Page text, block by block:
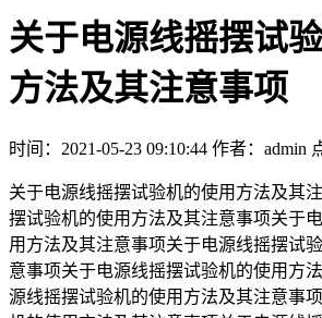
关于电源线摇摆试
方法及其注意事项
时间：2021-05-23 09:10:44 作者：admin
关于电源线摇摆试验机的使用方法及其
摆试验机的使用方法及其注意事项关于
用方法及其注意事项关于电源线摇摆试
意事项关于电源线摇摆试验机的使用方
源线摇摆试验机的使用方法及其注意事